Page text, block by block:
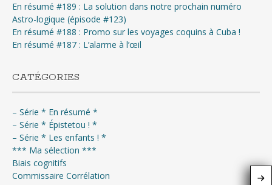
En résumé #189 : La solution dans notre prochain numéro
Astro-logique (épisode #123)
En résumé #188 : Promo sur les voyages coquins à Cuba !
En résumé #187 : L’alarme à l’œil
CATÉGORIES
– Série * En résumé *
– Série * Épistetou ! *
– Série * Les enfants ! *
*** Ma sélection ***
Biais cognitifs
Commissaire Corrélation